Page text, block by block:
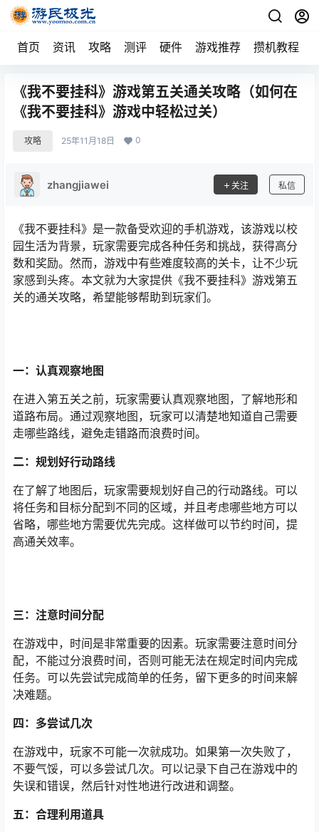
首页 资讯 攻略 测评 硬件 游戏推荐 攒机教程
《我不要挂科》游戏第五关通关攻略（如何在
《我不要挂科》游戏中轻松过关）
攻略 25年11月18日 0
zhangjiawei 关注 私信
《我不要挂科》是一款备受欢迎的手机游戏，该游戏以校
园生活为背景，玩家需要完成各种任务和挑战，获得高分
数和奖励。然而，游戏中有些难度较高的关卡，让不少玩
家感到头疼。本文就为大家提供《我不要挂科》游戏第五
关的通关攻略，希望能够帮助到玩家们。
一：认真观察地图
在进入第五关之前，玩家需要认真观察地图，了解地形和
道路布局。通过观察地图，玩家可以清楚地知道自己需要
走哪些路线，避免走错路而浪费时间。
二：规划好行动路线
在了解了地图后，玩家需要规划好自己的行动路线。可以
将任务和目标分配到不同的区域，并且考虑哪些地方可以
省略，哪些地方需要优先完成。这样做可以节约时间，提
高通关效率。
三：注意时间分配
在游戏中，时间是非常重要的因素。玩家需要注意时间分
配，不能过分浪费时间，否则可能无法在规定时间内完成
任务。可以先尝试完成简单的任务，留下更多的时间来解
决难题。
四：多尝试几次
在游戏中，玩家不可能一次就成功。如果第一次失败了，
不要气馁，可以多尝试几次。可以记录下自己在游戏中的
失误和错误，然后针对性地进行改进和调整。
五：合理利用道具